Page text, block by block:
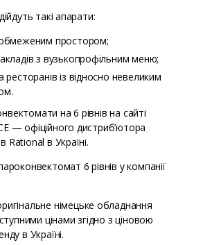
такі апарати:
простором;
з вузькопрофільним меню;
ресторанів із відносно невеликим
на 6 рівнів на сайті
— офіційного дистриб’ютора
Rational в Україні.
6 рівнів у компанії
німецьке обладнання
цінами згідно з ціновою
в Україні.